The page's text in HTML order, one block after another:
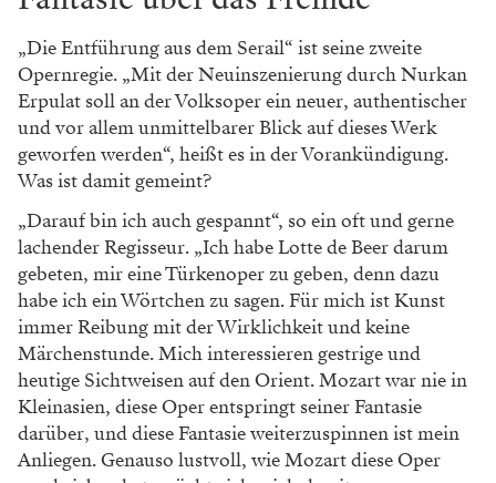
„Die Entführung aus dem Serail“ ist seine zweite
Opernregie. „Mit der Neuinszenierung durch Nurkan
Erpulat soll an der Volksoper ein neuer, authentischer
und vor allem unmittelbarer Blick auf dieses Werk
geworfen werden“, heißt es in der Vorankündigung.
Was ist damit gemeint?
„Darauf bin ich auch gespannt“, so ein oft und gerne
lachender Regisseur. „Ich habe Lotte de Beer darum
gebeten, mir eine Türkenoper zu geben, denn dazu
habe ich ein Wörtchen zu sagen. Für mich ist Kunst
immer Reibung mit der Wirklichkeit und keine
Märchenstunde. Mich interessieren gestrige und
heutige Sichtweisen auf den Orient. Mozart war nie in
Kleinasien, diese Oper entspringt seiner Fantasie
darüber, und diese Fantasie weiterzuspinnen ist mein
Anliegen. Genauso lustvoll, wie Mozart diese Oper